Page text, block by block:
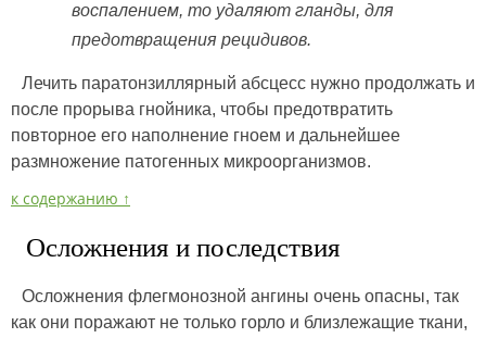
воспалением, то удаляют гланды, для
предотвращения рецидивов.
Лечить паратонзиллярный абсцесс нужно продолжать и
после прорыва гнойника, чтобы предотвратить
повторное его наполнение гноем и дальнейшее
размножение патогенных микроорганизмов.
к содержанию ↑
Осложнения и последствия
Осложнения флегмонозной ангины очень опасны, так
как они поражают не только горло и близлежащие ткани,